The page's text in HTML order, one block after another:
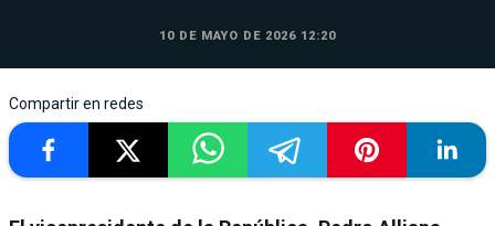
10 DE MAYO DE 2026 12:20
Compartir en redes